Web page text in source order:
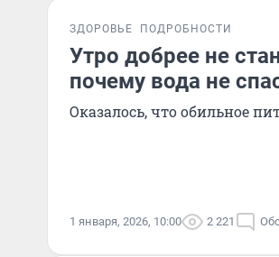
ЗДОРОВЬЕ ПОДРОБНОСТИ
Утро добрее не
почему вода не
Оказалось, что обильное
1 января, 2026, 10:00 2 221